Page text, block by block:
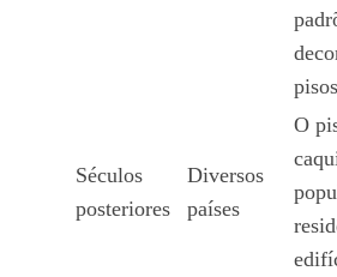
pisos
Séculos
posteriores
Diversos
países
O